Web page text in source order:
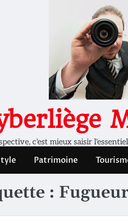
c'est mieux saisir
Patrimoine
: